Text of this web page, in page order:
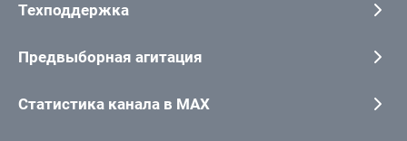
Техподдержка
Предвыборная агитация
Статистика канала в MAX